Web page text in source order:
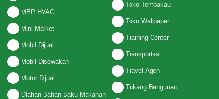
MEP HVAC
Mini Market
Mobil Dijual
Mobil Disewakan
Motor Dijual
Olahan Bahan Baku Makanan
Toko Tembakau
Toko Wallpaper
Training Center
Transportasi
Travel Agen
Tukang Bangunan